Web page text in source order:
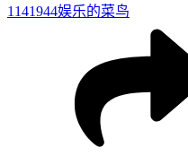
1141944娱乐的菜鸟